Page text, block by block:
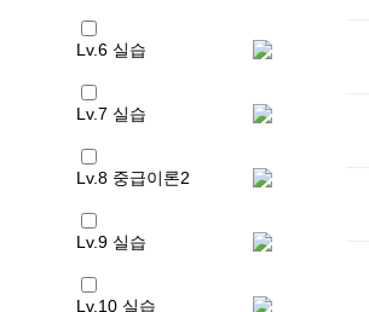
Lv.6 실습
Lv.7 실습
Lv.8 중급이론2
Lv.9 실습
Lv.10 실습